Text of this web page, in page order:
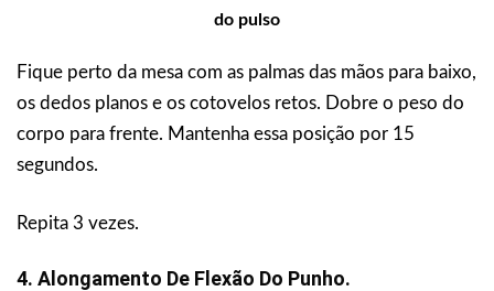
do pulso
Fique perto da mesa com as palmas das mãos para baixo,
os dedos planos e os cotovelos retos. Dobre o peso do
corpo para frente. Mantenha essa posição por 15
segundos.
Repita 3 vezes.
4. Alongamento De Flexão Do Punho.